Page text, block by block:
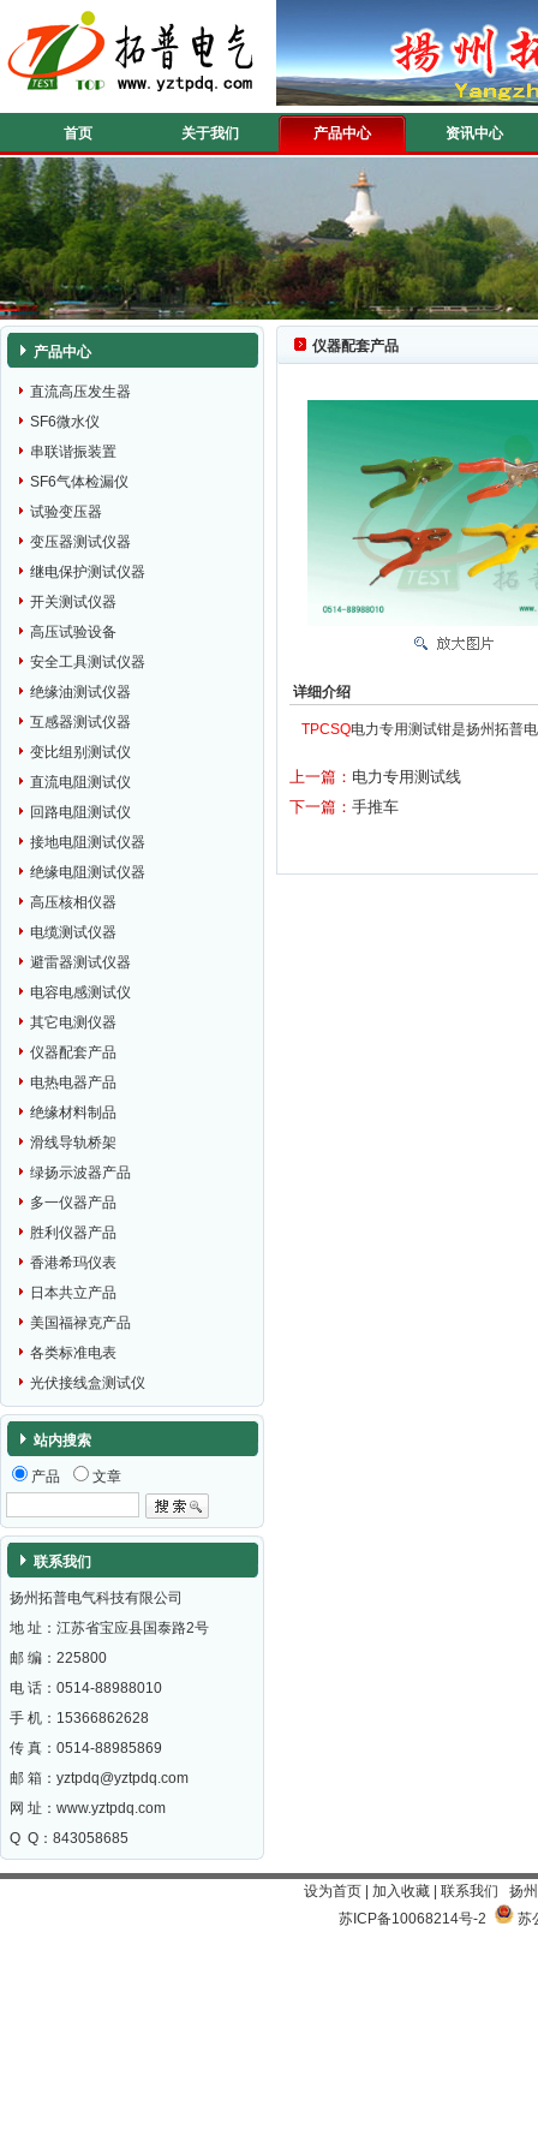
首页 关于我们 产品中心 资讯中心
产品中心
直流高压发生器
SF6微水仪
串联谐振装置
SF6气体检漏仪
试验变压器
变压器测试仪器
继电保护测试仪器
开关测试仪器
高压试验设备
安全工具测试仪器
绝缘油测试仪器
互感器测试仪器
变比组别测试仪
直流电阻测试仪
回路电阻测试仪
接地电阻测试仪器
绝缘电阻测试仪器
高压核相仪器
电缆测试仪器
避雷器测试仪器
电容电感测试仪
其它电测仪器
仪器配套产品
电热电器产品
绝缘材料制品
滑线导轨桥架
绿扬示波器产品
多一仪器产品
胜利仪器产品
香港希玛仪表
日本共立产品
美国福禄克产品
各类标准电表
光伏接线盒测试仪
站内搜索
产品 文章
联系我们
扬州拓普电气科技有限公司
地 址：江苏省宝应县国泰路2号
邮 编： 225800
电 话：0514-88988010
手 机：15366862628
传 真：0514-88985869
邮 箱： yztpdq@yztpdq.com
网 址： www.yztpdq.com
Q Q：843058685
仪器配套产品
详细介绍
TPCSQ电力专用测试钳是扬州拓普
上一篇： 电力专用测试线
下一篇： 手推车
设为首页 加入收藏 联系我们 扬
苏ICP备10068214号-2
苏